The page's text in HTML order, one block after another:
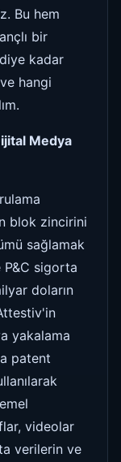
Bu hem
bir
kadar
hangi
Medya
blok zincirini
sağlamak
P&C sigorta
doların
yakalama
patent
videolar
verilerin ve